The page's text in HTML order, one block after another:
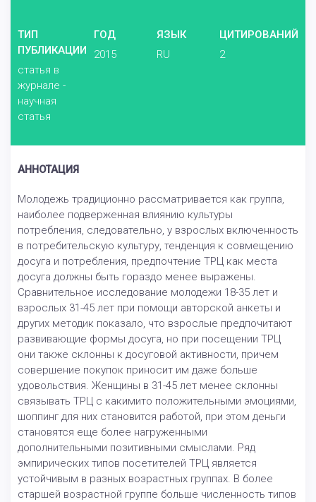
ТИП
ПУБЛИКАЦИИ
статья в
журнале -
научная
статья
ГОД
2015
ЯЗЫК
RU
ЦИТИРОВАНИЙ
2
АННОТАЦИЯ
Молодежь традиционно рассматривается как группа,
наиболее подверженная влиянию культуры
потребления, следовательно, у взрослых включенность
в потребительскую культуру, тенденция к совмещению
досуга и потребления, предпочтение ТРЦ как места
досуга должны быть гораздо менее выражены.
Сравнительное исследование молодежи 18-35 лет и
взрослых 31-45 лет при помощи авторской анкеты и
других методик показало, что взрослые предпочитают
развивающие формы досуга, но при посещении ТРЦ
они также склонны к досуговой активности, причем
совершение покупок приносит им даже больше
удовольствия. Женщины в 31-45 лет менее склонны
связывать ТРЦ с какимито положительными эмоциями,
шоппинг для них становится работой, при этом деньги
становятся еще более нагруженными
дополнительными позитивными смыслами. Ряд
эмпирических типов посетителей ТРЦ является
устойчивым в разных возрастных группах. В более
старшей возрастной группе больше численность типов